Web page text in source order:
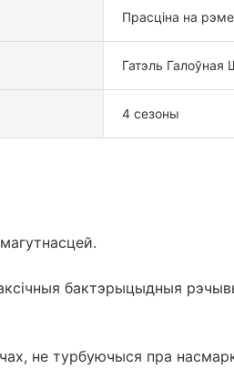
Прасціна на
Гатэль
4 сезоны
бактэрыцыдныя
не турбуючыся пра